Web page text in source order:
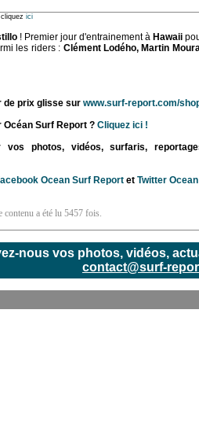
ici
! Premier jour d'entrainement à Hawaii
les riders : Clément Lodého, Martin
de prix glisse sur www.surf-report.com/
Océan Surf Report ? Cliquez ici !
vos photos, vidéos, surfaris,
Ocean Surf Report et Twitter
contenu a été lu 5457 fois.
nous vos photos, vidéos,
contact@surf-